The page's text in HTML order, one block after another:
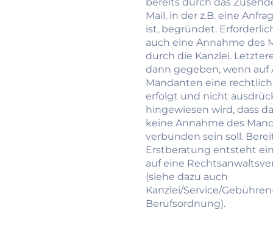
Mail, in der z.B. eine
ist, begründet.
auch eine Annahme des
durch die Kanzlei.
dann gegeben, wenn auf
Mandanten eine
erfolgt und nicht
hingewiesen wird, dass
keine Annahme des
verbunden sein soll.
Erstberatung entsteht
auf eine
(siehe dazu auch
Kanzlei/Service/
Berufsordnung).